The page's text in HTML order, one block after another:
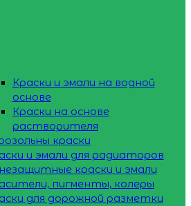
Краски и эмали на водной
основе
Краски на основе
растворителя
краски
и эмали для радиаторов
краски и эмали
пигменты, колеры
для дорожной разметки